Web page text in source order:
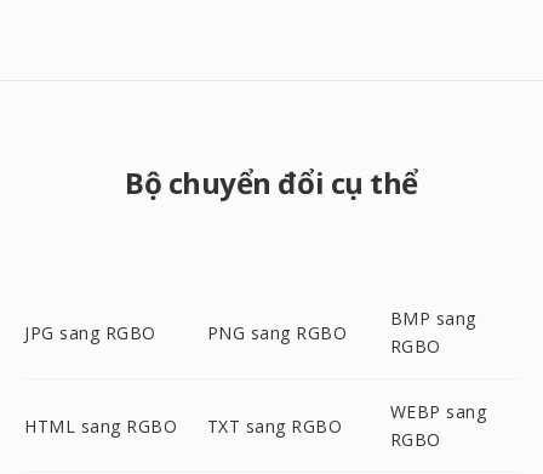
Bộ chuyển đổi cụ thể
JPG sang RGBO PNG sang RGBO
BMP sang
RGBO
HTML sang RGBO TXT sang RGBO
WEBP sang
RGBO